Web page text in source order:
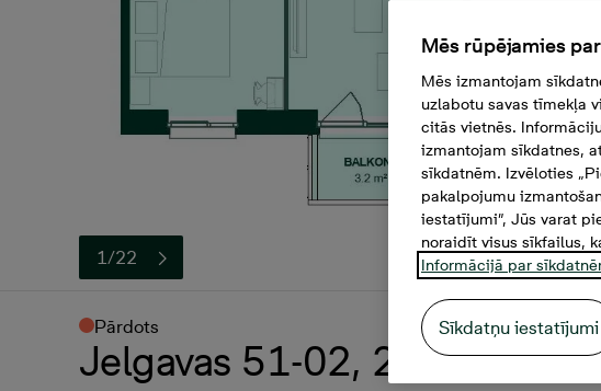
1/22
Pārdots
Jelgavas 51-02, 2 -istabu
Mēs rūpējamies
Mēs izmantojam
uzlabotu savas tīmekļa
citās vietnēs.
izmantojam sīkdatnes,
sīkdatnēm. Izvēloties
pakalpojumu
iestatījumi”, Jūs varat
noraidīt visus sīkfailus,
Informācijā par
Sīkdatņu iestatījumi